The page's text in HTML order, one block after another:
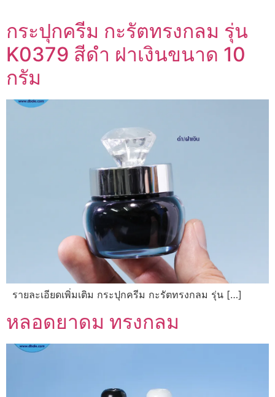
กระปุกครีม กะรัตทรงกลม รุ่น
K0379 สีดำ ฝาเงินขนาด 10
กรัม
รายละเอียดเพิ่มเติม กระปุกครีม กะรัตทรงกลม รุ่น […]
หลอดยาดม ทรงกลม